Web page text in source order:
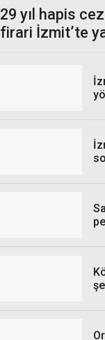
29 yıl hapis
firari İzmit’te